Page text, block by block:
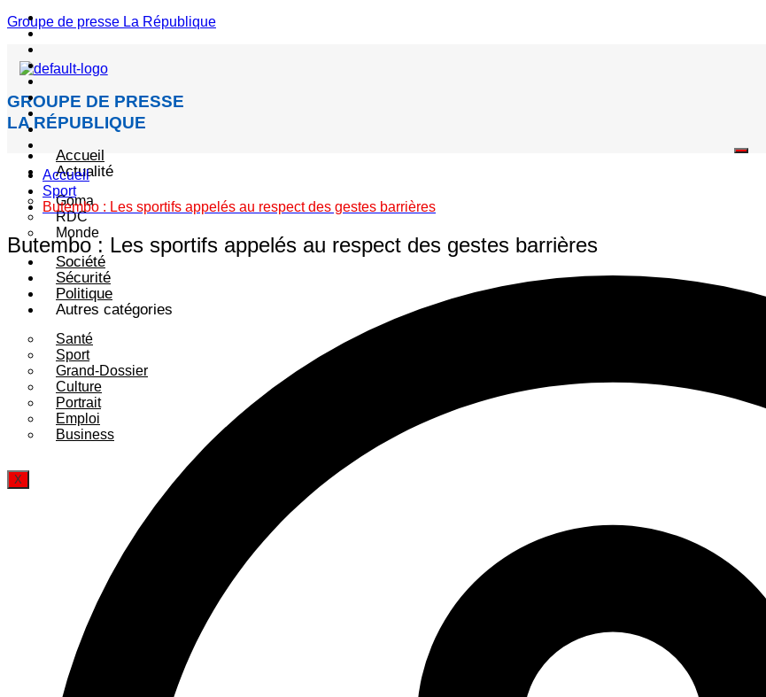
Groupe de presse La République
GROUPE DE PRESSE
LA RÉPUBLIQUE
Accueil
Actualité
Goma
RDC
Monde
Société
Sécurité
Politique
Autres catégories
Santé
Sport
Grand-Dossier
Culture
Portrait
Emploi
Business
X
Menu
Accueil
Sport
Butembo : Les sportifs appelés au respect des gestes barrières
Butembo : Les sportifs appelés au respect des gestes barrières